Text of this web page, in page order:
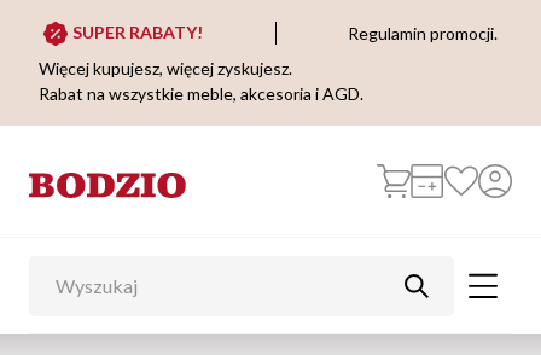
SUPER RABATY!
Regulamin promocji.
Więcej kupujesz, więcej zyskujesz.
Rabat na wszystkie meble, akcesoria i AGD.